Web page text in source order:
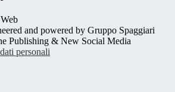
and powered by Gruppo Spaggiari
Publishing & New Social Media
personali